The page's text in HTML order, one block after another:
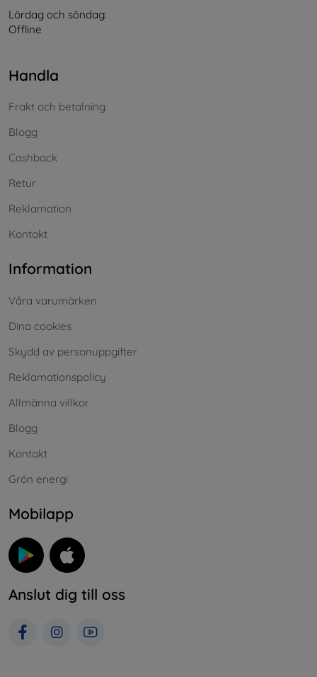
Lördag och söndag:
Offline
Handla
Frakt och betalning
Blogg
Cashback
Retur
Reklamation
Kontakt
Information
Våra varumärken
Dina cookies
Skydd av personuppgifter
Reklamationspolicy
Allmänna villkor
Blogg
Kontakt
Grön energi
Mobilapp
Anslut dig till oss